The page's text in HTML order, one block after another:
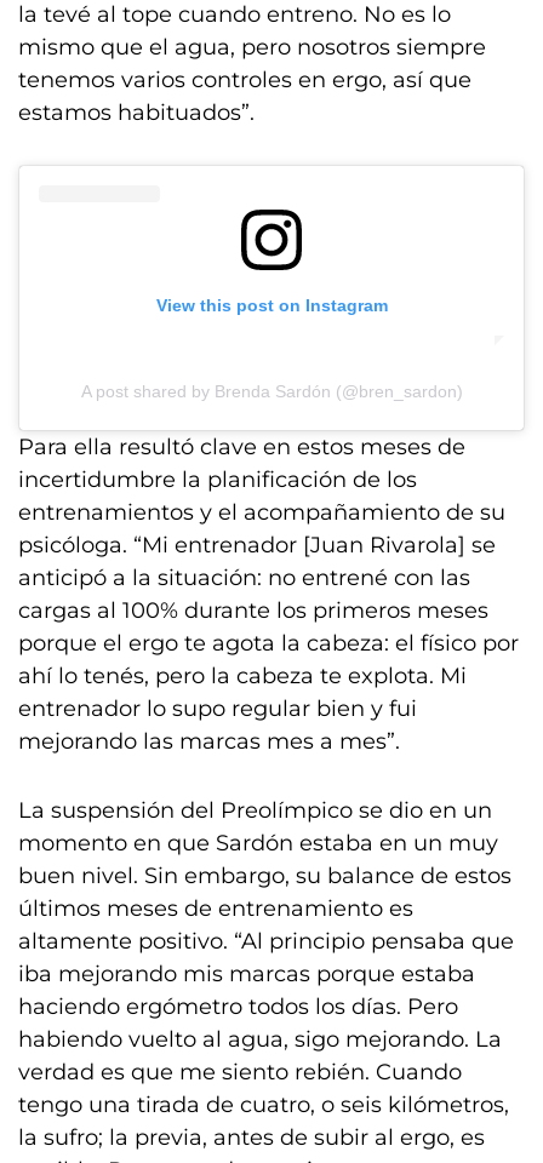
la tevé al tope cuando entreno. No es lo
mismo que el agua, pero nosotros siempre
tenemos varios controles en ergo, así que
estamos habituados”.
View this post on Instagram
A post shared by Brenda Sardón (@bren_sardon)
Para ella resultó clave en estos meses de
incertidumbre la planificación de los
entrenamientos y el acompañamiento de su
psicóloga. “Mi entrenador [Juan Rivarola] se
anticipó a la situación: no entrené con las
cargas al 100% durante los primeros meses
porque el ergo te agota la cabeza: el físico por
ahí lo tenés, pero la cabeza te explota. Mi
entrenador lo supo regular bien y fui
mejorando las marcas mes a mes”.
La suspensión del Preolímpico se dio en un
momento en que Sardón estaba en un muy
buen nivel. Sin embargo, su balance de estos
últimos meses de entrenamiento es
altamente positivo. “Al principio pensaba que
iba mejorando mis marcas porque estaba
haciendo ergómetro todos los días. Pero
habiendo vuelto al agua, sigo mejorando. La
verdad es que me siento rebién. Cuando
tengo una tirada de cuatro, o seis kilómetros,
la sufro; la previa, antes de subir al ergo, es